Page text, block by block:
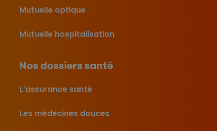
Mutuelle optique
Mutuelle hospitalisation
Nos dossiers santé
L'assurance santé
Les médecines douces